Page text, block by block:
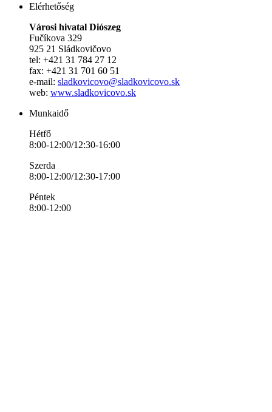
Elérhetőség
Városi hivatal Diószeg
Fučíkova 329
925 21 Sládkovičovo
tel: +421 31 784 27 12
fax: +421 31 701 60 51
e-mail: sladkovicovo@sladkovicovo.sk
web: www.sladkovicovo.sk
Munkaidő
Hétfő
8:00-12:00/12:30-16:00
Szerda
8:00-12:00/12:30-17:00
Péntek
8:00-12:00